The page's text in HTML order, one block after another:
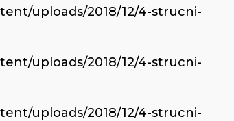
uploads/2018/12/4-strucni-
uploads/2018/12/4-strucni-
uploads/2018/12/4-strucni-